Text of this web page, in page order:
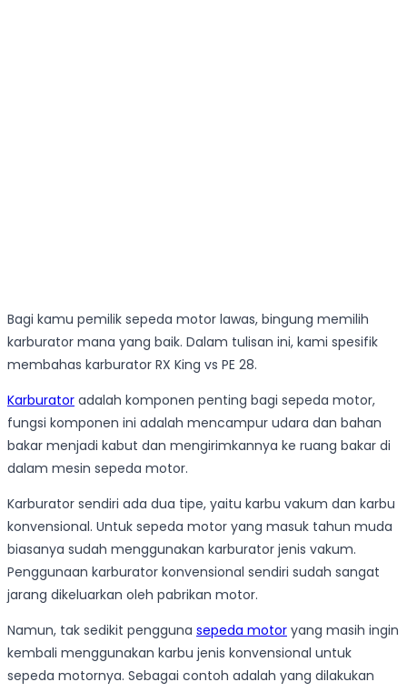
Bagi kamu pemilik sepeda motor lawas, bingung memilih
karburator mana yang baik. Dalam tulisan ini, kami spesifik
membahas karburator RX King vs PE 28.
Karburator adalah komponen penting bagi sepeda motor,
fungsi komponen ini adalah mencampur udara dan bahan
bakar menjadi kabut dan mengirimkannya ke ruang bakar di
dalam mesin sepeda motor.
Karburator sendiri ada dua tipe, yaitu karbu vakum dan karbu
konvensional. Untuk sepeda motor yang masuk tahun muda
biasanya sudah menggunakan karburator jenis vakum.
Penggunaan karburator konvensional sendiri sudah sangat
jarang dikeluarkan oleh pabrikan motor.
Namun, tak sedikit pengguna sepeda motor yang masih ingin
kembali menggunakan karbu jenis konvensional untuk
sepeda motornya. Sebagai contoh adalah yang dilakukan